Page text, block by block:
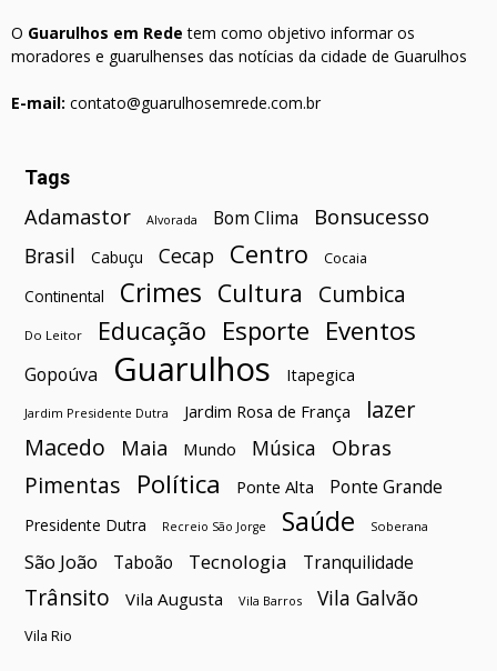
O Guarulhos em Rede tem como objetivo informar os
moradores e guarulhenses das notícias da cidade de Guarulhos
E-mail: contato@guarulhosemrede.com.br
Tags
Adamastor Alvorada Bom Clima Bonsucesso
Brasil Cabuçu Cecap Centro Cocaia
Continental Crimes Cultura Cumbica
Do Leitor Educação Esporte Eventos
Gopoúva Guarulhos Itapegica
Jardim Presidente Dutra Jardim Rosa de França
lazer
Macedo
Maia Mundo Música Obras
Pimentas Política Ponte Alta Ponte Grande
Presidente Dutra Recreio São Jorge Saúde Soberana
São João Taboão Tecnologia Tranquilidade
Trânsito Vila Augusta Vila Barros Vila Galvão
Vila Rio